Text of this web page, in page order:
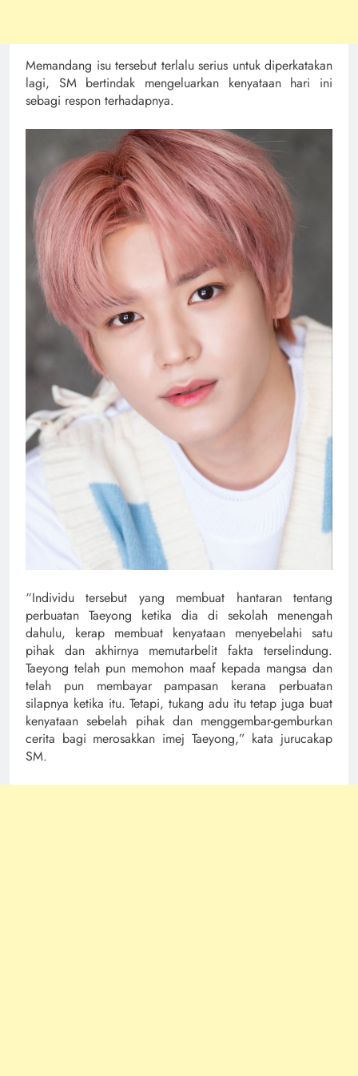
Memandang isu tersebut terlalu serius untuk diperkatakan
lagi, SM bertindak mengeluarkan kenyataan hari ini
sebagi respon terhadapnya.
“Individu tersebut yang membuat hantaran tentang
perbuatan Taeyong ketika dia di sekolah menengah
dahulu, kerap membuat kenyataan menyebelahi satu
pihak dan akhirnya memutarbelit fakta terselindung.
Taeyong telah pun memohon maaf kepada mangsa dan
telah pun membayar pampasan kerana perbuatan
silapnya ketika itu. Tetapi, tukang adu itu tetap juga buat
kenyataan sebelah pihak dan menggembar-gemburkan
cerita bagi merosakkan imej Taeyong,” kata jurucakap
SM.